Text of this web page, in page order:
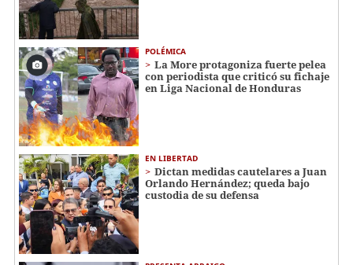
POLÉMICA
La More protagoniza fuerte pelea
con periodista que criticó su fichaje
en Liga Nacional de Honduras
EN LIBERTAD
Dictan medidas cautelares a Juan
Orlando Hernández; queda bajo
custodia de su defensa